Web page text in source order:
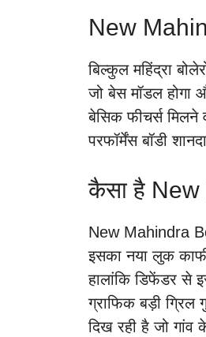
New
बिल्कुल महिंद्रा
जो बेस मॉडल
बेसिक फीचर्स
परफॉर्मेंस बॉडी
कैसा है New
New Mahindra
इसका नया लुक
हालांकि डिफेंडर से
ग्राफिक बड़ी ग्रिल
दिख रही है जो